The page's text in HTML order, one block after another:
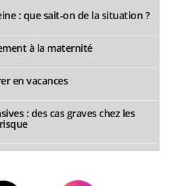
: que sait-on de la situation ?
à la maternité
en vacances
: des cas graves chez les